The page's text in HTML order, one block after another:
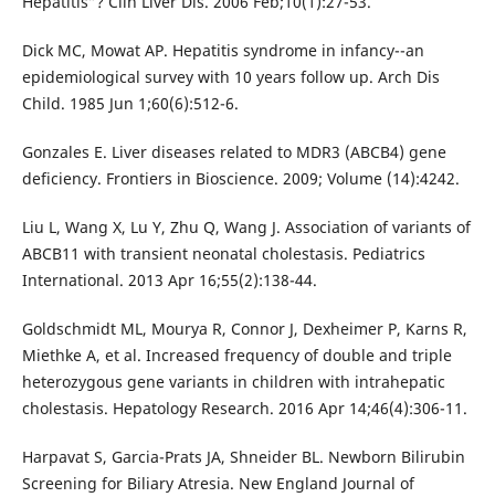
Dick MC, Mowat AP. Hepatitis syndrome in infancy--an
epidemiological survey with 10 years follow up. Arch Dis
Child. 1985 Jun 1;60(6):512-6.
Gonzales E. Liver diseases related to MDR3 (ABCB4) gene
deficiency. Frontiers in Bioscience. 2009; Volume (14):4242.
Liu L, Wang X, Lu Y, Zhu Q, Wang J. Association of variants of
ABCB11 with transient neonatal cholestasis. Pediatrics
International. 2013 Apr 16;55(2):138-44.
Goldschmidt ML, Mourya R, Connor J, Dexheimer P, Karns R,
Miethke A, et al. Increased frequency of double and triple
heterozygous gene variants in children with intrahepatic
cholestasis. Hepatology Research. 2016 Apr 14;46(4):306-11.
Harpavat S, Garcia-Prats JA, Shneider BL. Newborn Bilirubin
Screening for Biliary Atresia. New England Journal of